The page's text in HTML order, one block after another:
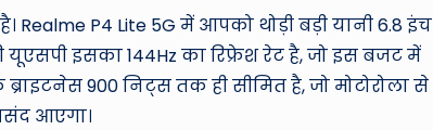
P4 Lite 5G में आपको थोड़ी बड़ी यानी 6.8 इंच
यूएसपी इसका 144Hz का रिफ्रेश रेट है, जो इस बजट में
900 निट्स तक ही सीमित है, जो मोटोरोला से
आएगा।